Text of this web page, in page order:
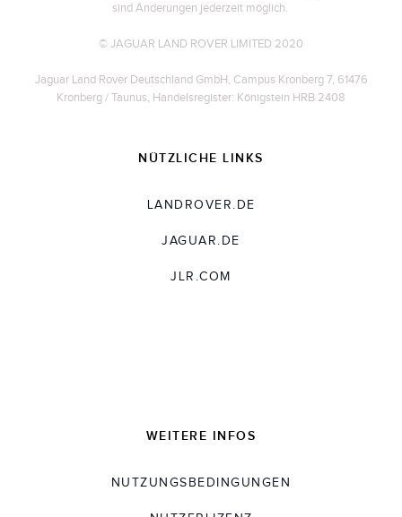
sind Änderungen jederzeit möglich.
© JAGUAR LAND ROVER LIMITED 2020
Jaguar Land Rover Deutschland GmbH, Campus Kronberg 7, 61476
Kronberg / Taunus, Handelsregister: Königstein HRB 2408
NÜTZLICHE LINKS
LANDROVER.DE
JAGUAR.DE
JLR.COM
WEITERE INFOS
NUTZUNGSBEDINGUNGEN